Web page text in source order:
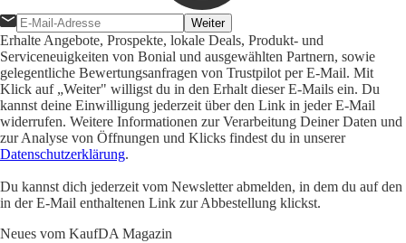
Weiter
Erhalte Angebote, Prospekte, lokale Deals, Produkt- und
Serviceneuigkeiten von Bonial und ausgewählten Partnern, sowie
gelegentliche Bewertungsanfragen von Trustpilot per E-Mail. Mit
Klick auf „Weiter" willigst du in den Erhalt dieser E-Mails ein. Du
kannst deine Einwilligung jederzeit über den Link in jeder E-Mail
widerrufen. Weitere Informationen zur Verarbeitung Deiner Daten und
zur Analyse von Öffnungen und Klicks findest du in unserer
Datenschutzerklärung.
Du kannst dich jederzeit vom Newsletter abmelden, in dem du auf den
in der E-Mail enthaltenen Link zur Abbestellung klickst.
Neues vom KaufDA Magazin